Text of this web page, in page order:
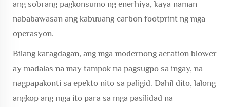
ang sobrang pagkonsumo ng enerhiya, kaya naman
nababawasan ang kabuuang carbon footprint ng mga
operasyon.
Bilang karagdagan, ang mga modernong aeration blower
ay madalas na may tampok na pagsugpo sa ingay, na
nagpapakonti sa epekto nito sa paligid. Dahil dito, lalong
angkop ang mga ito para sa mga pasilidad na